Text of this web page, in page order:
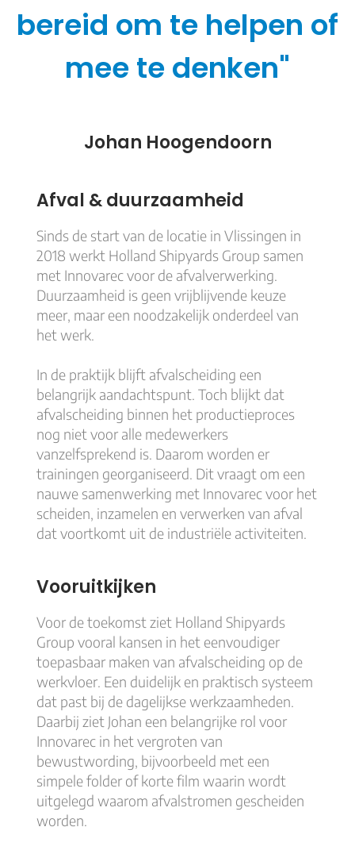
bereid om te helpen of
mee te denken"
Johan Hoogendoorn
Afval & duurzaamheid
Sinds de start van de locatie in Vlissingen in
2018 werkt Holland Shipyards Group samen
met Innovarec voor de afvalverwerking.
Duurzaamheid is geen vrijblijvende keuze
meer, maar een noodzakelijk onderdeel van
het werk.
In de praktijk blijft afvalscheiding een
belangrijk aandachtspunt. Toch blijkt dat
afvalscheiding binnen het productieproces
nog niet voor alle medewerkers
vanzelfsprekend is. Daarom worden er
trainingen georganiseerd. Dit vraagt om een
nauwe samenwerking met Innovarec voor het
scheiden, inzamelen en verwerken van afval
dat voortkomt uit de industriële activiteiten.
Vooruitkijken
Voor de toekomst ziet Holland Shipyards
Group vooral kansen in het eenvoudiger
toepasbaar maken van afvalscheiding op de
werkvloer. Een duidelijk en praktisch systeem
dat past bij de dagelijkse werkzaamheden.
Daarbij ziet Johan een belangrijke rol voor
Innovarec in het vergroten van
bewustwording, bijvoorbeeld met een
simpele folder of korte film waarin wordt
uitgelegd waarom afvalstromen gescheiden
worden.